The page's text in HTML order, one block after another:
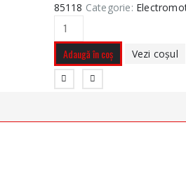
85118 Categorie:
Adaugă în coș Vezi coșul